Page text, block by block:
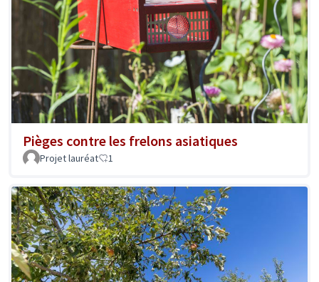
Pièges contre les frelons asiatiques
Projet lauréat 1